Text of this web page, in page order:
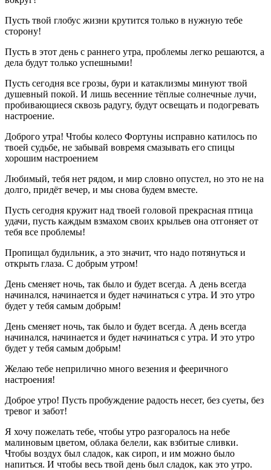
Пусть твой глобус жизни крутится только в нужную тебе
сторону!
Пусть в этот день с раннего утра, проблемы легко решаются, а
дела будут только успешными!
Пусть сегодня все грозы, бури и катаклизмы минуют твой
душевный покой. И лишь весенние тёплые солнечные лучи,
пробивающиеся сквозь радугу, будут освещать и подогревать
настроение.
Доброго утра! Чтобы колесо Фортуны исправно катилось по
твоей судьбе, не забывай вовремя смазывать его спицы
хорошим настроением
Любимый, тебя нет рядом, и мир словно опустел, но это не на
долго, придёт вечер, и мы снова будем вместе.
Пусть сегодня кружит над твоей головой прекрасная птица
удачи, пусть каждым взмахом своих крыльев она отгоняет от
тебя все проблемы!
Пропищал будильник, а это значит, что надо потянуться и
открыть глаза. С добрым утром!
День сменяет ночь, так было и будет всегда. А день всегда
начинался, начинается и будет начинаться с утра. И это утро
будет у тебя самым добрым!
День сменяет ночь, так было и будет всегда. А день всегда
начинался, начинается и будет начинаться с утра. И это утро
будет у тебя самым добрым!
Желаю тебе неприлично много везения и фееричного
настроения!
Доброе утро! Пусть пробуждение радость несет, без суеты, без
тревог и забот!
Я хочу пожелать тебе, чтобы утро разгоралось на небе
малиновым цветом, облака белели, как взбитые сливки.
Чтобы воздух был сладок, как сироп, и им можно было
напиться. И чтобы весь твой день был сладок, как это утро.